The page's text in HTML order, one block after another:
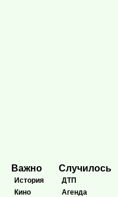
Важно
История
Кино
Случилось
ДТП
Агенда